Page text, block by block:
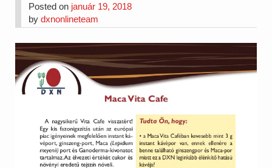
Posted on január 19, 2018
bydxnonlineteam